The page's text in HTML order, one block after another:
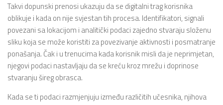
Takvi dopunski prenosi ukazuju da se digitalni trag korisnika
oblikuje i kada on nije svjestan tih procesa. Identifikatori, signali
povezani sa lokacijom i analitički podaci zajedno stvaraju složenu
sliku koja se može koristiti za povezivanje aktivnosti i posmatranje
ponašanja. Čak i u trenucima kada korisnik misli da je neprimjetan,
njegovi podaci nastavljaju da se kreću kroz mrežu i doprinose
stvaranju šireg obrasca.
Kada se ti podaci razmjenjuju između različitih učesnika, njihova